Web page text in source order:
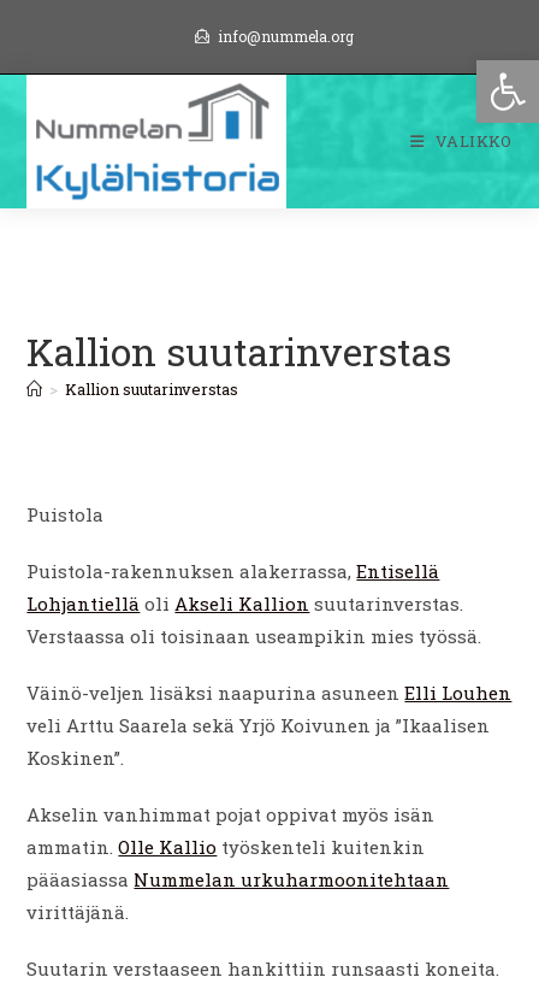
sisältöön
info@nummela.org
VALIKKO
Kallion suutarinverstas
> Kallion suutarinverstas
Puistola
Puistola-rakennuksen alakerrassa,Entisellä
Lohjantiellä oli Akseli Kallion suutarinverstas.
Verstaassa oli toisinaan useampikin mies työssä.
Väinö-veljen lisäksi naapurina asuneenElli Louhen
veli Arttu Saarela sekä Yrjö Koivunen ja ”Ikaalisen
Koskinen”.
Akselin vanhimmat pojat oppivat myös isän
ammatin.Olle Kallio työskenteli kuitenkin
pääasiassa Nummelan urkuharmoonitehtaan
virittäjänä.
Suutarin verstaaseen hankittiin runsaasti koneita.